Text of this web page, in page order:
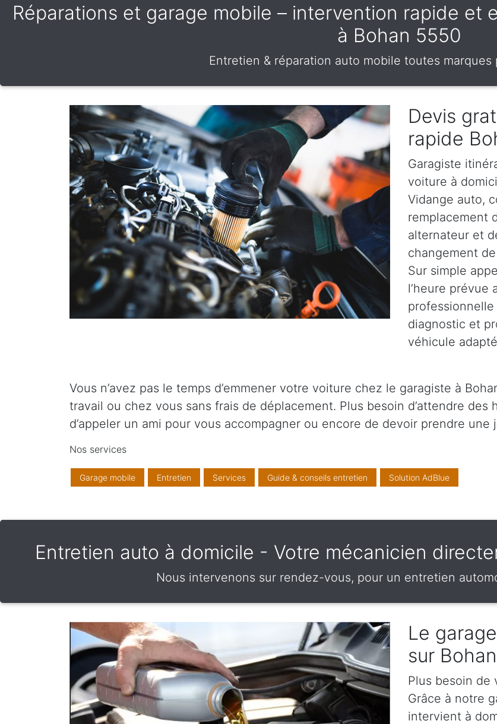
Réparations et garage mobile – intervention rapide et
à Bohan 5550
Entretien & réparation auto mobile toutes
Devis
rapide
Garagiste
voiture à
Vidange auto,
remplacement
alternateur et
changement
Sur simple
l’heure prévue
diagnostic et
véhicule
Vous n’avez pas le temps d’emmener votre voiture chez le garagiste à
travail ou chez vous sans frais de déplacement. Plus besoin d’attendre des
d’appeler un ami pour vous accompagner ou encore de devoir prendre une
Nos services
Garage mobile Entretien Services Guide & conseils entretien Solution AdBlue
Entretien auto à domicile - Votre mécanicien
Nous intervenons sur rendez-vous, pour un entretien
Le
sur Bohan
Plus besoin de
Grâce à notre
intervient à